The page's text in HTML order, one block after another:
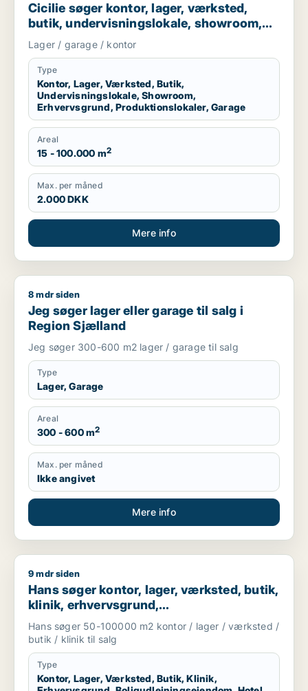
Cicilie søger kontor, lager, værksted,
butik, undervisningslokale, showroom,
erhvervsgrund, produktionslokaler eller
garage til leje i Region Sjælland eller
Nordsjælland
Lager / garage / kontor
Type
Kontor, Lager, Værksted, Butik,
Undervisningslokale, Showroom,
Erhvervsgrund, Produktionslokaler, Garage
Areal
15 - 100.000 m2
Max. per måned
2.000 DKK
Mere info
Jeg søger lager eller garage til salg i Region Sjælland
8 mdr siden
Jeg søger lager eller garage til salg i
Region Sjælland
Jeg søger 300-600 m2 lager / garage til salg
Type
Lager, Garage
Areal
300 - 600 m2
Max. per måned
Ikke angivet
Mere info
Hans søger kontor, lager, værksted, butik, klinik,
9 mdr siden
Hans søger kontor, lager, værksted, butik,
klinik, erhvervsgrund,
boligudlejningsejendom, hotel,
produktionslokaler eller garage til salg i
Region Sjælland
Hans søger 50-100000 m2 kontor / lager / værksted /
butik / klinik til salg
Type
Kontor, Lager, Værksted, Butik, Klinik,